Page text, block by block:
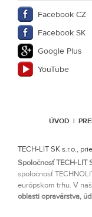
Facebook CZ
Facebook SK
Google Plus
YouTube
ÚVOD |
TECH-LIT SK s.r.o.,
Spoločnosť TECH-LIT
spoločnosť
európskom trhu. V
oblasti opravárstva,